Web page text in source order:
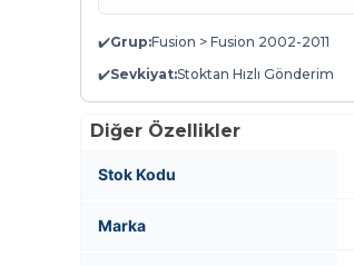
✔️Grup:Fusion > Fusion 2002-2011
✔️Sevkiyat:Stoktan Hızlı Gönderim
Diğer Özellikler
Stok Kodu
Marka